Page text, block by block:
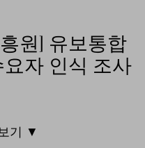
원] 유보통합
자 인식 조사
기 ▼